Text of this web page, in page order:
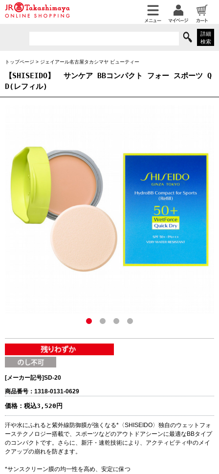
詳細
検索
トップページ > ジェイアール名古屋タカシマヤ ビューティー
【SHISEIDO】 サンケア BBコンパクト フォー スポーツ Q
D(レフィル)
[メーカー記号]SD-20
商品番号：1318-0131-0629
価格： 税込3,520円
汗や水にふれると紫外線防御膜が強くなる*〈SHISEIDO〉独自のウェットフォ
ーステクノロジー搭載で、スポーツなどのアウトドアシーンに最適なBBタイプ
のコンパクトです。さらに、新汗・速乾技術により、アクティビティ中のメイ
クアップの崩れを防ぎます。
*サンスクリーン膜の均一性を高め、安定に保つ